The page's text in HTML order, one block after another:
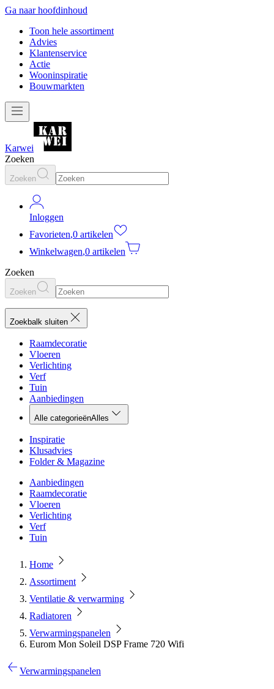
Ga naar hoofdinhoud
Toon hele assortiment
Advies
Klantenservice
Actie
Wooninspiratie
Bouwmarkten
Karwei
Zoeken
Zoeken
Inloggen
Favorieten,0 artikelen
Winkelwagen,0 artikelen
Zoeken
Zoeken
Zoekbalk sluiten
Raamdecoratie
Vloeren
Verlichting
Verf
Tuin
Aanbiedingen
Alle categorieënAlles
Inspiratie
Klusadvies
Folder & Magazine
Aanbiedingen
Raamdecoratie
Vloeren
Verlichting
Verf
Tuin
Home
Assortiment
Ventilatie & verwarming
Radiatoren
Verwarmingspanelen
Eurom Mon Soleil DSP Frame 720 Wifi
Verwarmingspanelen